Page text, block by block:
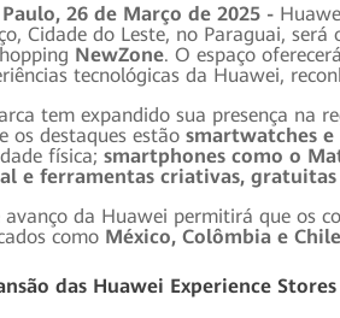
Paulo, 26 de Março de 2025 -
Cidade do Leste, no Paraguai,
NewZone. O espaço
tecnológicas da Huawei,
tem expandido sua presença na
os destaques estãosmartwatches
física;smartphones como o
e ferramentas criativas, gratuitas
avanço da Huawei permitirá que os
como México, Colômbia e Chile
das Huawei Experience